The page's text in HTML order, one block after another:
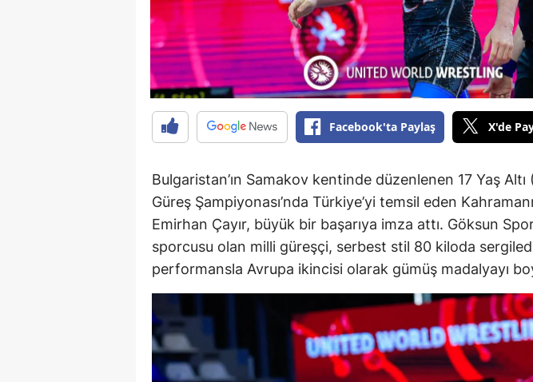
Facebook'ta Paylaş X'de
Bulgaristan’ın Samakov kentinde düzenlenen 17 Yaş Altı
Güreş Şampiyonası’nda Türkiye’yi temsil eden
Emirhan Çayır, büyük bir başarıya imza attı. Göksun
sporcusu olan milli güreşçi, serbest stil 80 kiloda
performansla Avrupa ikincisi olarak gümüş madalyayı